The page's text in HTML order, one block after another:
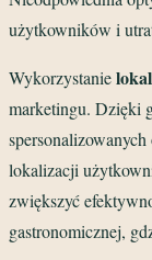
użytkowników i
Wykorzystanie
marketingu. Dzięki
lokalizacji
zwiększyć
gastronomicznej,